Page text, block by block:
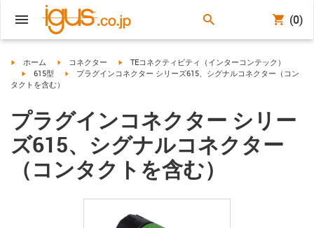
(0)
igus-icon-arrow-right
ホーム igus-icon-arrow-right
コネクター igus-icon-arrow-right
TEコネクティビティ（インターコンテック）
igus-icon-arrow-right
615型 igus-icon-arrow-right
プラグインコネクター シリーズ615、シグナルコネクター（コン
タクトを含む）
プラグインコネクター シリー
ズ615、シグナルコネクター
（コンタクトを含む）